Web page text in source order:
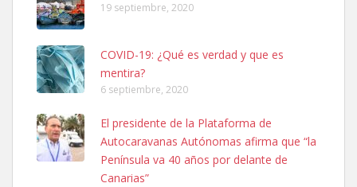
Adopcion
Busco casa de acogida para mi perrita ya que por temas de trabajo
no la puedo tener. Solo gente r...
Leales.org » Gran Canaria
4.7.2025
19 septiembre, 2020
COVID-19: ¿Qué es verdad y que es
mentira?
6 septiembre, 2020
El presidente de la Plataforma de
Autocaravanas Autónomas afirma que “la
Península va 40 años por delante de
Canarias”